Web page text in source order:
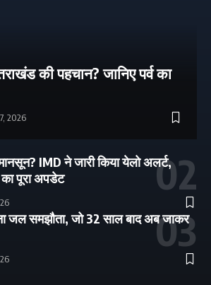
की पहचान? जानिए पर्व का
2026
IMD ने जारी किया येलो अलर्ट,
पूरा अपडेट
जल समझौता, जो 32 साल बाद अब जाकर